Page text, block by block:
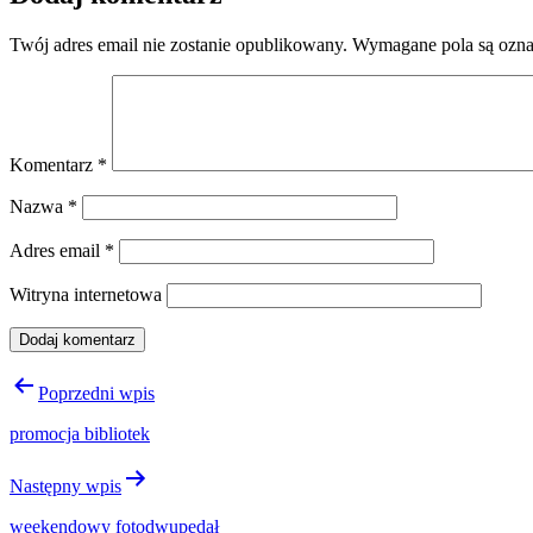
Twój adres email nie zostanie opublikowany. Wymagane pola są
Komentarz *
Nazwa *
Adres email *
Witryna internetowa
Nawigacja
Poprzedni wpis
promocja bibliotek
Następny wpis
weekendowy fotodwupedał